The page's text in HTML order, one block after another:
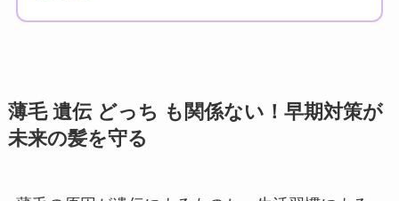
薄毛 遺伝 どっち も関係ない！早期対策が
未来の髪を守る